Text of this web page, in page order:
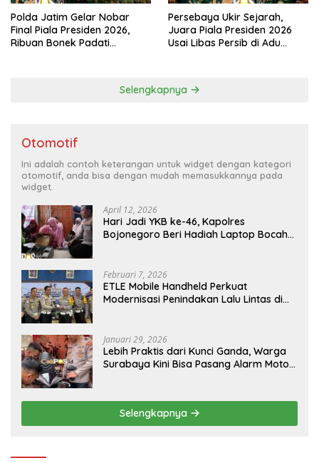
Polda Jatim Gelar Nobar
Final Piala Presiden 2026,
Ribuan Bonek Padati
Persebaya Ukir Sejarah,
Juara Piala Presiden 2026
Usai Libas Persib di Adu
Selengkapnya
Otomotif
Ini adalah contoh keterangan untuk widget dengan kategori
otomotif, anda bisa dengan mudah memasukkannya pada
widget.
April 12, 2026
Hari Jadi YKB ke-46, Kapolres
Bojonegoro Beri Hadiah Laptop Bocah
Februari 7, 2026
ETLE Mobile Handheld Perkuat
Modernisasi Penindakan Lalu Lintas di
Januari 29, 2026
Lebih Praktis dari Kunci Ganda, Warga
Surabaya Kini Bisa Pasang Alarm Motor
Selengkapnya